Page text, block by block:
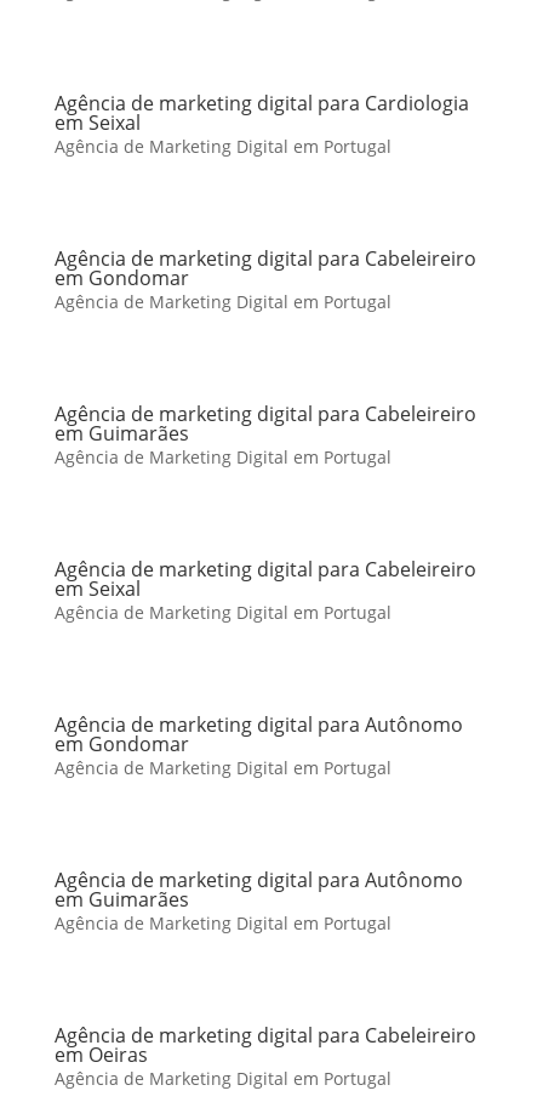
Agência de marketing digital para Cardiologia
em Seixal
Agência de Marketing Digital em Portugal
Agência de marketing digital para Cabeleireiro
em Gondomar
Agência de Marketing Digital em Portugal
Agência de marketing digital para Cabeleireiro
em Guimarães
Agência de Marketing Digital em Portugal
Agência de marketing digital para Cabeleireiro
em Seixal
Agência de Marketing Digital em Portugal
Agência de marketing digital para Autônomo
em Gondomar
Agência de Marketing Digital em Portugal
Agência de marketing digital para Autônomo
em Guimarães
Agência de Marketing Digital em Portugal
Agência de marketing digital para Cabeleireiro
em Oeiras
Agência de Marketing Digital em Portugal